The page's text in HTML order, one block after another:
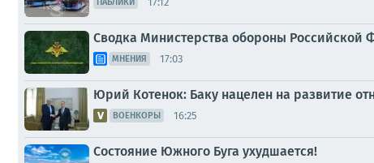
Сводка Министерства обороны Российской
МНЕНИЯ 17:03
Юрий Котенок: Баку нацелен на развитие
ВОЕНКОРЫ 16:25
Состояние Южного Буга ухудшается!